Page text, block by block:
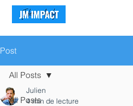
Post
All Posts
All Posts
Julien
4 min de lecture